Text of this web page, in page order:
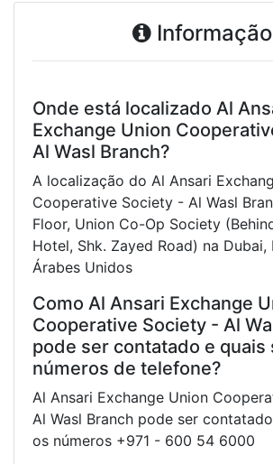
Informação
Onde está localizado Al
Exchange Union
Al Wasl Branch?
A localização do Al Ansari
Cooperative Society - Al Wasl
Floor, Union Co-Op Society
Hotel, Shk. Zayed Road) na Dubai,
Árabes Unidos
Como Al Ansari Exchange
Cooperative Society - Al
pode ser contatado e quais
números de telefone?
Al Ansari Exchange Union
Al Wasl Branch pode ser
os números +971 - 600 54 6000